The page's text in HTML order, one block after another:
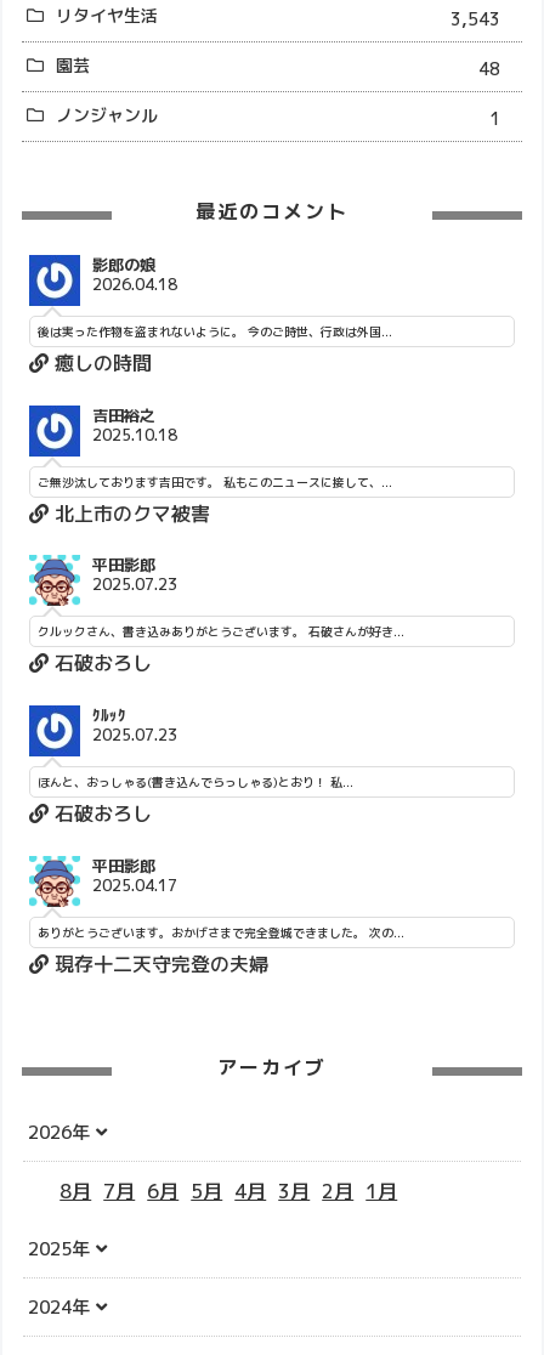
リタイヤ生活
3,543
園芸
48
ノンジャンル
1
最近のコメント
影郎の娘
2026.04.18
後は実った作物を盗まれないように。 今のご時世、行政は外国...
癒しの時間
吉田裕之
2025.10.18
ご無沙汰しております吉田です。 私もこのニュースに接して、...
北上市のクマ被害
平田影郎
2025.07.23
クルックさん、書き込みありがとうございます。 石破さんが好き...
石破おろし
ｸﾙｯｸ
2025.07.23
ほんと、おっしゃる(書き込んでらっしゃる)とおり！ 私...
石破おろし
平田影郎
2025.04.17
ありがとうございます。おかげさまで完全登城できました。 次の...
現存十二天守完登の夫婦
アーカイブ
2026年
8月 7月 6月 5月 4月 3月 2月 1月
2025年
2024年